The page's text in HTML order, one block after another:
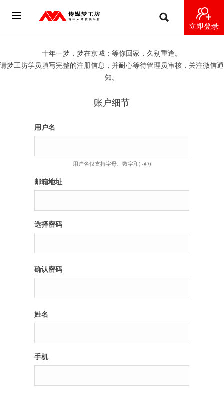
立即登录
纪录片2 青年人不同活法
出彩2016
十年一梦，梦在京城；等你回家，久别重逢。
请梦工坊学员填写完整的注册信息，并耐心等待管理员审核，关注微信通
知。
账户细节
用户名
用户名仅支持字母、数字和(.-@)
邮箱地址
选择密码
确认密码
姓名
手机